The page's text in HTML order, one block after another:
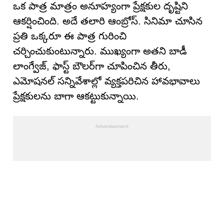
ఒక పాత్ర మాత్రం అనూహ్యంగా ప్రేక్షకుల దృష్టిని
ఆకర్షించింది. అదే తలారి ఆంబ్రోస్. సినిమా చూసిన
ప్రతి ఒక్కరూ ఈ పాత్ర గురించి
చర్చించుకుంటున్నారు. ముఖ్యంగా అతని బాడీ
లాంగ్వేజ్, ఫాస్ట్ బౌలర్‌గా చూపించిన తీరు,
ఎమోషనల్ సన్నివేశాల్లో వ్యక్తపరిచిన హావభావాలు
ప్రేక్షకులను బాగా ఆకట్టుకున్నాయి.